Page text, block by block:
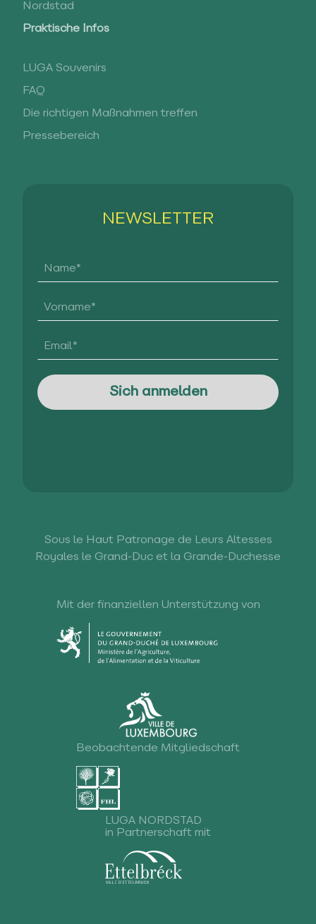
Nordstad
Praktische Infos
LUGA Souvenirs
FAQ
Die richtigen Maßnahmen treffen
Pressebereich
NEWSLETTER
Sous le Haut Patronage de Leurs Altesses
Royales le Grand-Duc et la Grande-Duchesse
Mit der finanziellen Unterstützung von
Beobachtende Mitgliedschaft
LUGA NORDSTAD
in Partnerschaft mit